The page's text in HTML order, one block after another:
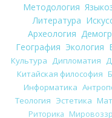
Методология
Литература
Археология
География Экология
Культура Дипломатия
Китайская философия
Информатика
Теология Эстетика
Риторика